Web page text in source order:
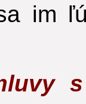
im